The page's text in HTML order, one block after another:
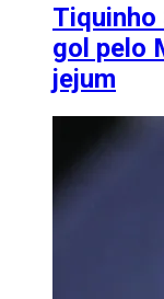
Tiquinho
gol pelo
jejum